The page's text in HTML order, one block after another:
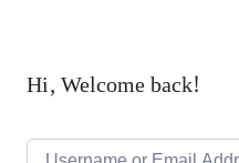
Hi, Welcome back!